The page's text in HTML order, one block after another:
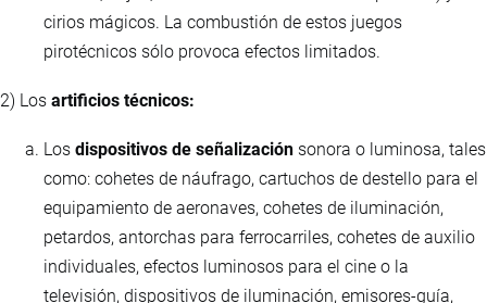
cirios mágicos. La combustión de estos juegos
pirotécnicos sólo provoca efectos limitados.
2) Los artificios técnicos:
Los dispositivos de señalización sonora o luminosa, tales
como: cohetes de náufrago, cartuchos de destello para el
equipamiento de aeronaves, cohetes de iluminación,
petardos, antorchas para ferrocarriles, cohetes de auxilio
individuales, efectos luminosos para el cine o la
televisión, dispositivos de iluminación, emisores-guía,